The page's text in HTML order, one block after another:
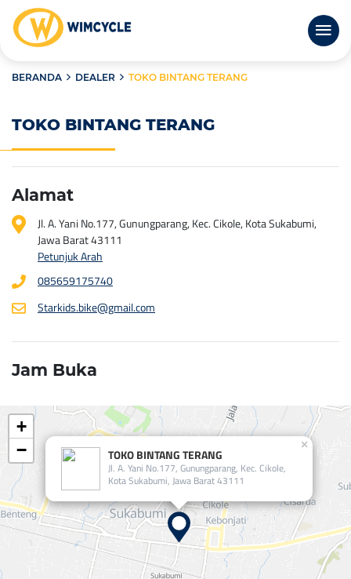
BERANDA DEALER TOKO BINTANG TERANG
TOKO BINTANG TERANG
Alamat
Jl. A. Yani No.177, Gunungparang, Kec. Cikole, Kota Sukabumi,
Jawa Barat 43111
Petunjuk Arah
085659175740
Starkids.bike@gmail.com
Jam Buka
TOKO BINTANG TERANG
Jl. A. Yani No.177, Gunungparang, Kec. Cikole,
Kota Sukabumi, Jawa Barat 43111
×
+
−